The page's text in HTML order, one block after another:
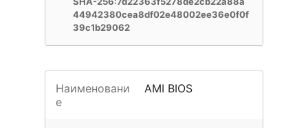
44942380cea8df02e48002ee36e0f0f
39c1b29062
Наименовани
е
AMI BIOS